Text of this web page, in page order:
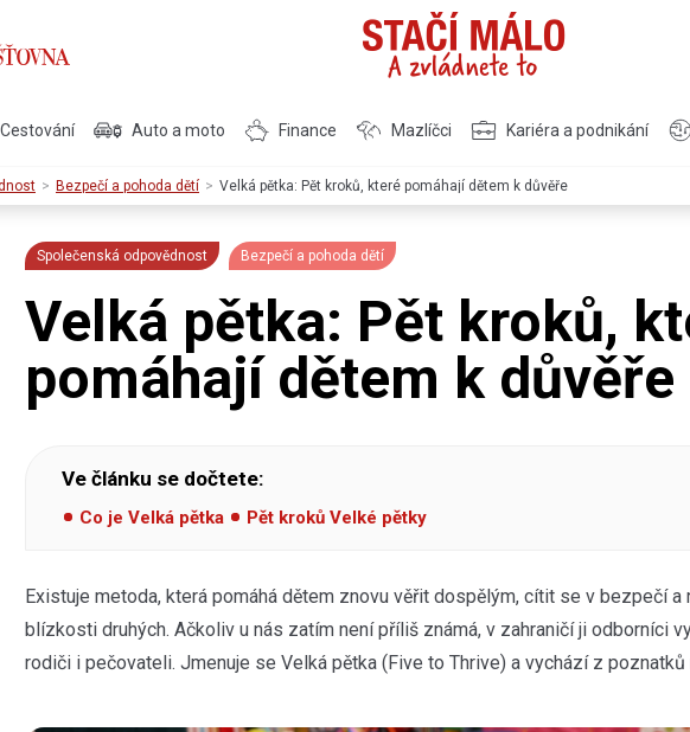
Cestování Auto a moto Finance Mazlíčci Kariéra a podnikání
Bezpečí a pohoda dětí Velká pětka: Pět kroků, které pomáhají dětem k důvěře
Společenská odpovědnost Bezpečí a pohoda dětí
Velká pětka: Pět kroků,
pomáhají dětem k důvěře
Ve článku se dočtete:
Co je Velká pětka Pět kroků Velké pětky
Existuje metoda, která pomáhá dětem znovu věřit dospělým, cítit se v bezpečí a
blízkosti druhých. Ačkoliv u nás zatím není příliš známá, v zahraničí ji odborníci
rodiči i pečovateli. Jmenuje se Velká pětka (Five to Thrive) a vychází z poznatků